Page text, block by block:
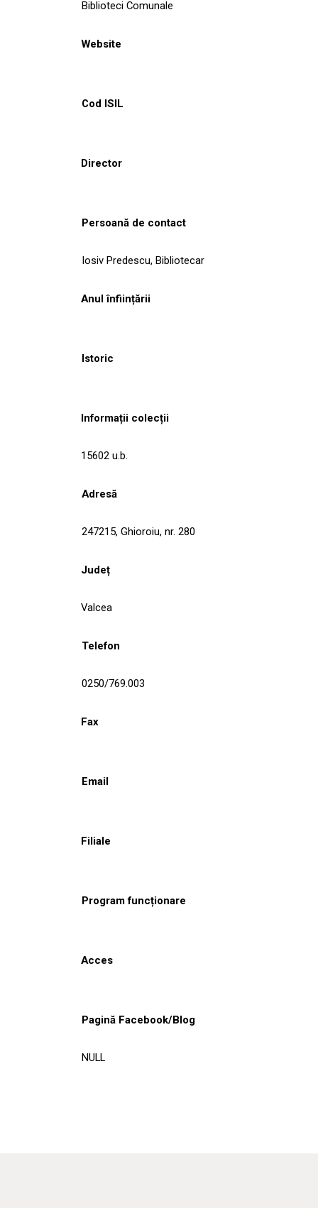
Biblioteci Comunale
Website
Cod ISIL
Director
Persoană de contact
Iosiv Predescu, Bibliotecar
Anul înființării
Istoric
Informații colecții
15602 u.b.
Adresă
247215, Ghioroiu, nr. 280
Județ
Valcea
Telefon
0250/769.003
Fax
Email
Filiale
Program funcționare
Acces
Pagină Facebook/Blog
NULL